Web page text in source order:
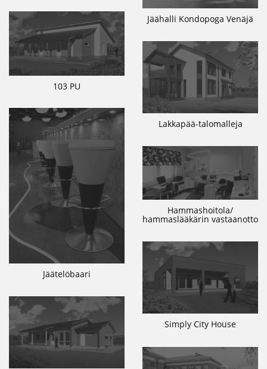
Jäähalli Kondopoga Venäjä
103 PU
Lakkapää-talomalleja
Jäätelöbaari
Hammashoitola/
hammaslääkärin vastaanotto
Simply City House